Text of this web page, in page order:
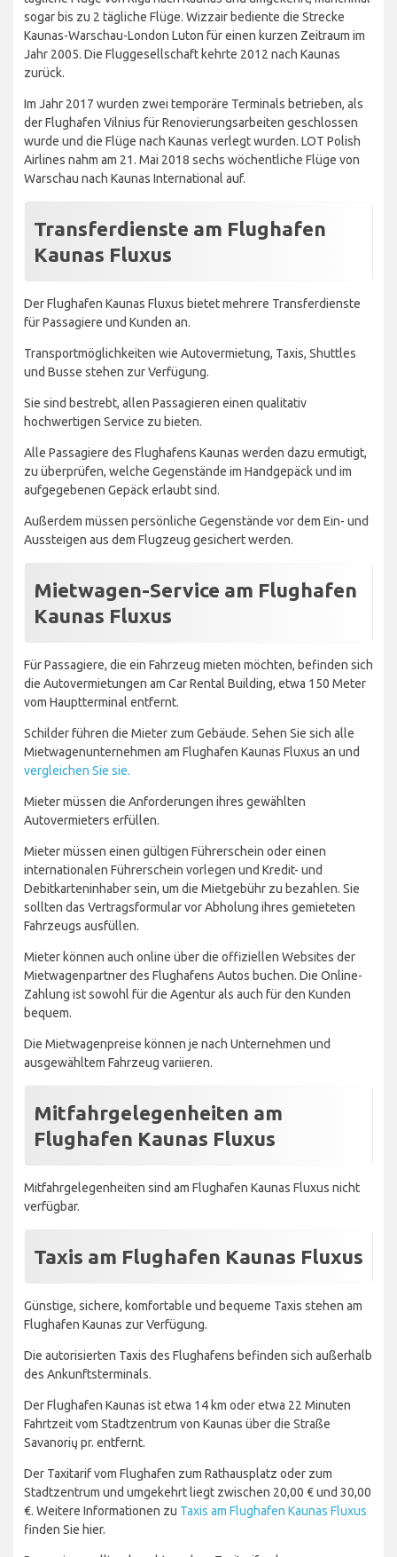
sogar bis zu 2 tägliche Flüge. Wizzair bediente die Strecke
Kaunas-Warschau-London Luton für einen kurzen Zeitraum im
Jahr 2005. Die Fluggesellschaft kehrte 2012 nach Kaunas
zurück.
Im Jahr 2017 wurden zwei temporäre Terminals betrieben, als
der Flughafen Vilnius für Renovierungsarbeiten geschlossen
wurde und die Flüge nach Kaunas verlegt wurden. LOT Polish
Airlines nahm am 21. Mai 2018 sechs wöchentliche Flüge von
Warschau nach Kaunas International auf.
Transferdienste am Flughafen
Kaunas Fluxus
Der Flughafen Kaunas Fluxus bietet mehrere Transferdienste
für Passagiere und Kunden an.
Transportmöglichkeiten wie Autovermietung, Taxis, Shuttles
und Busse stehen zur Verfügung.
Sie sind bestrebt, allen Passagieren einen qualitativ
hochwertigen Service zu bieten.
Alle Passagiere des Flughafens Kaunas werden dazu ermutigt,
zu überprüfen, welche Gegenstände im Handgepäck und im
aufgegebenen Gepäck erlaubt sind.
Außerdem müssen persönliche Gegenstände vor dem Ein- und
Aussteigen aus dem Flugzeug gesichert werden.
Mietwagen-Service am Flughafen
Kaunas Fluxus
Für Passagiere, die ein Fahrzeug mieten möchten, befinden sich
die Autovermietungen am Car Rental Building, etwa 150 Meter
vom Hauptterminal entfernt.
Schilder führen die Mieter zum Gebäude. Sehen Sie sich alle
Mietwagenunternehmen am Flughafen Kaunas Fluxus an und
vergleichen Sie sie.
Mieter müssen die Anforderungen ihres gewählten
Autovermieters erfüllen.
Mieter müssen einen gültigen Führerschein oder einen
internationalen Führerschein vorlegen und Kredit- und
Debitkarteninhaber sein, um die Mietgebühr zu bezahlen. Sie
sollten das Vertragsformular vor Abholung ihres gemieteten
Fahrzeugs ausfüllen.
Mieter können auch online über die offiziellen Websites der
Mietwagenpartner des Flughafens Autos buchen. Die Online-
Zahlung ist sowohl für die Agentur als auch für den Kunden
bequem.
Die Mietwagenpreise können je nach Unternehmen und
ausgewähltem Fahrzeug variieren.
Mitfahrgelegenheiten am
Flughafen Kaunas Fluxus
Mitfahrgelegenheiten sind am Flughafen Kaunas Fluxus nicht
verfügbar.
Taxis am Flughafen Kaunas Fluxus
Günstige, sichere, komfortable und bequeme Taxis stehen am
Flughafen Kaunas zur Verfügung.
Die autorisierten Taxis des Flughafens befinden sich außerhalb
des Ankunftsterminals.
Der Flughafen Kaunas ist etwa 14 km oder etwa 22 Minuten
Fahrtzeit vom Stadtzentrum von Kaunas über die Straße
Savanorių pr. entfernt.
Der Taxitarif vom Flughafen zum Rathausplatz oder zum
Stadtzentrum und umgekehrt liegt zwischen 20,00 € und 30,00
€. Weitere Informationen zu Taxis am Flughafen Kaunas Fluxus
finden Sie hier.